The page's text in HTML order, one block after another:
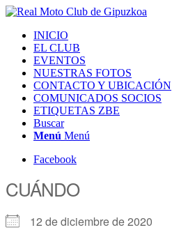
INICIO
EL CLUB
EVENTOS
NUESTRAS FOTOS
CONTACTO Y UBICACIÓN
COMUNICADOS SOCIOS
ETIQUETAS ZBE
Buscar
Menú Menú
Facebook
CUÁNDO
12 de diciembre de 2020